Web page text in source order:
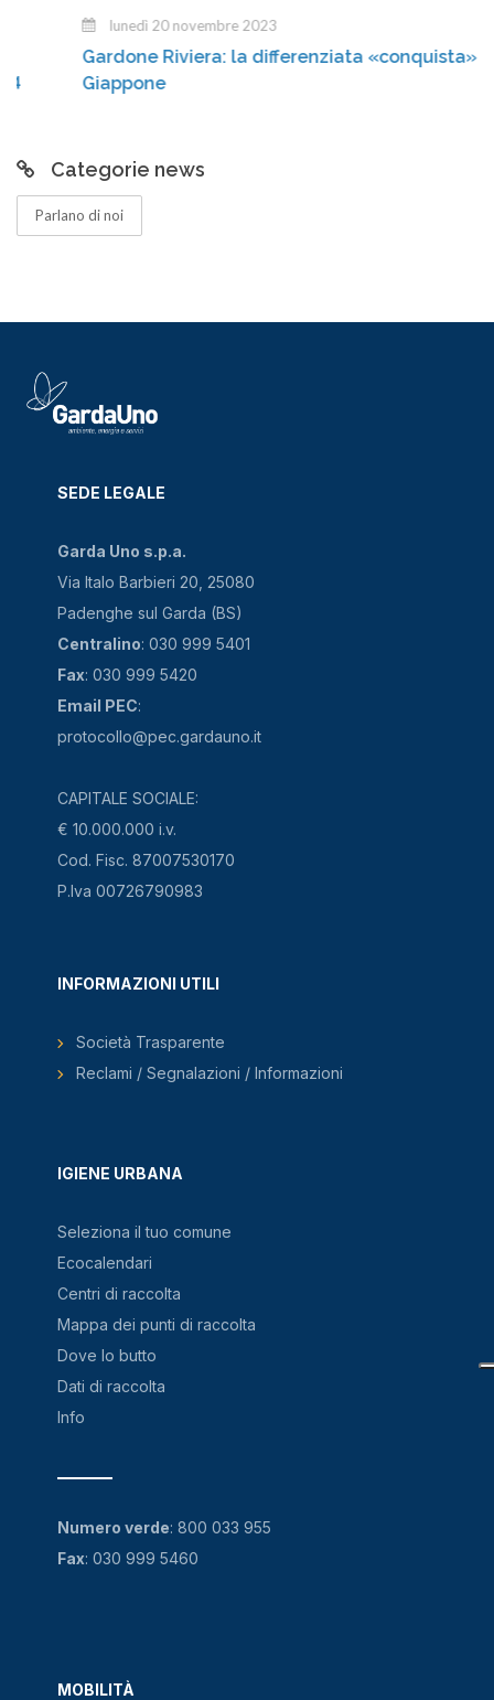
lunedì 20 novembre 2023
Gardone Riviera: la differenziata «conquista» il
Giappone
Categorie news
Parlano di noi
SEDE LEGALE
Garda Uno s.p.a.
Via Italo Barbieri 20, 25080
Padenghe sul Garda (BS)
Centralino: 030 999 5401
Fax: 030 999 5420
Email PEC:
protocollo@pec.gardauno.it
CAPITALE SOCIALE:
€ 10.000.000 i.v.
Cod. Fisc. 87007530170
P.Iva 00726790983
IGIENE URBANA
Seleziona il tuo comune
Ecocalendari
Centri di raccolta
Mappa dei punti di raccolta
Dove lo butto
Dati di raccolta
Info
MOBILITÀ
INFORMAZIONI UTILI
Società Trasparente
Reclami / Segnalazioni / Informazioni
Numero verde: 800 033 955
Fax: 030 999 5460